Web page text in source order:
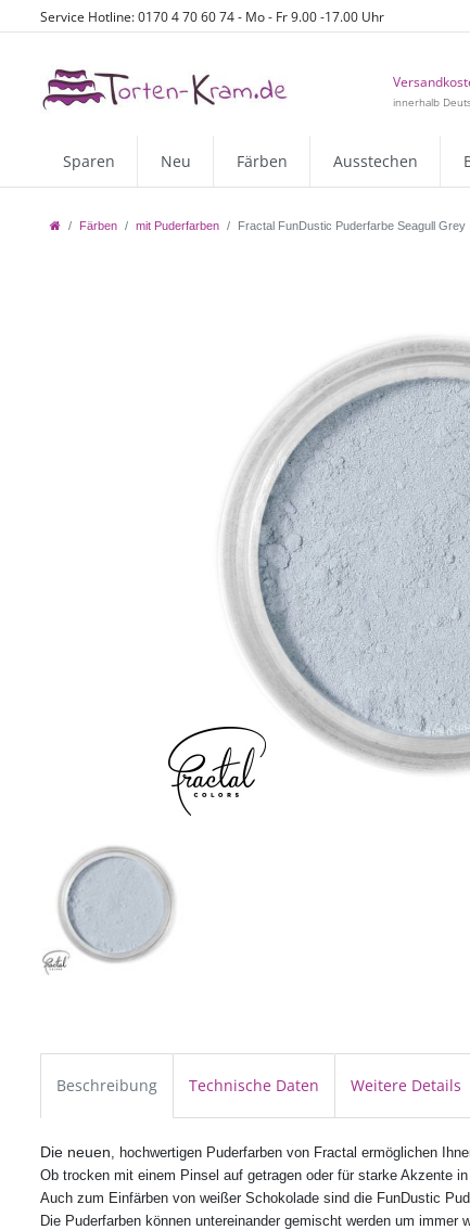
Service Hotline: 0170 4 70 60 74 - Mo - Fr 9.00 -17.00 Uhr
innerhalb
Sparen Neu Färben Ausstechen
Färben mit Puderfarben Fractal FunDustic Puderfarbe Seagull Grey
Beschreibung Technische Daten Weitere Details
Die neuen , hochwertigen Puderfarben von Fractal ermöglichen
Ob trocken mit einem Pinsel auf getragen oder für starke Akzente
Auch zum Einfärben von weißer Schokolade sind die FunDustic
Die Puderfarben können untereinander gemischt werden um immer